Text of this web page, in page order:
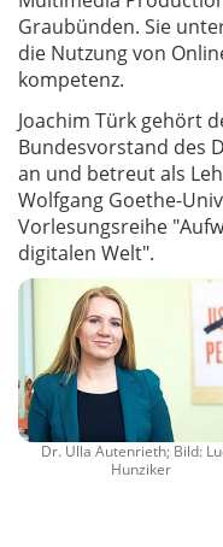
Graubünden. Sie
die Nutzung von
kompetenz.
Joachim Türk gehört
Bundesvorstand des
an und betreut als
Wolfgang Goethe-
Vorlesungsreihe
digitalen Welt".
Dr. Ulla Autenrieth; Bild:
Hunziker